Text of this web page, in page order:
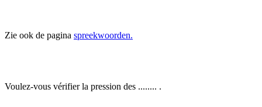
Zie ook de pagina spreekwoorden.
Voulez-vous vérifier la pression des ........ .